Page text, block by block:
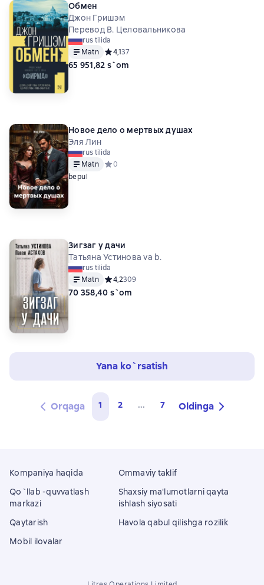
Обмен
Джон Гришэм
Перевод В. Целовальникова
rus tilida
Matn
Средний рейтинг 4,1 на основе 37 оценок
4,137
65 951,82 s`om
Новое дело о мертвых душах
Эля Лин
rus tilida
Matn
Средний рейтинг 0 на основе 0 оценок
0
bepul
Зигзаг у дачи
Татьяна Устинова va b.
rus tilida
Matn
Средний рейтинг 4,2 на основе 309 оценок
4,2309
70 358,40 s`om
Yana ko`rsatish
Orqaga 1 2 ... 7 Oldinga
Kompaniya haqida
Qo`llab -quvvatlash
markazi
Qaytarish
Mobil ilovalar
Ommaviy taklif
Shaxsiy ma'lumotlarni qayta
ishlash siyosati
Havola qabul qilishga rozilik